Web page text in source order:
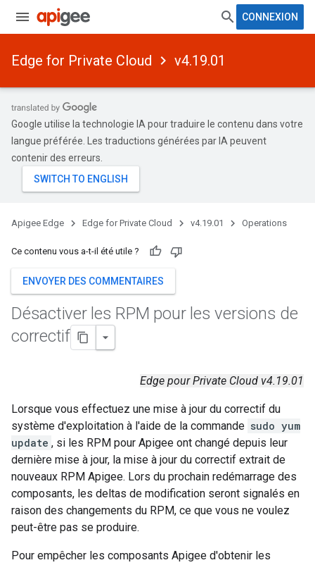
CONNEXION
Edge for Private Cloud v4.19.01
Google utilise la technologie IA pour traduire le contenu dans votre
langue préférée. Les traductions générées par IA peuvent
contenir des erreurs.
Apigee Edge Edge for Private Cloud v4.19.01 Operations
Ce contenu vous a-t-il été utile ?
ENVOYER DES COMMENTAIRES
Désactiver les RPM pour les versions de
correctif
Edge pour Private Cloud v4.19.01
Lorsque vous effectuez une mise à jour du correctif du
système d'exploitation à l'aide de la commande sudo yum
update , si les RPM pour Apigee ont changé depuis leur
dernière mise à jour, la mise à jour du correctif extrait de
nouveaux RPM Apigee. Lors du prochain redémarrage des
composants, les deltas de modification seront signalés en
raison des changements du RPM, ce que vous ne voulez
peut-être pas se produire.
Pour empêcher les composants Apigee d'obtenir les